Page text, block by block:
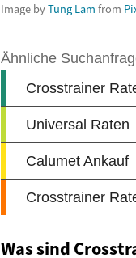
Image byTung Lam from
Was sind